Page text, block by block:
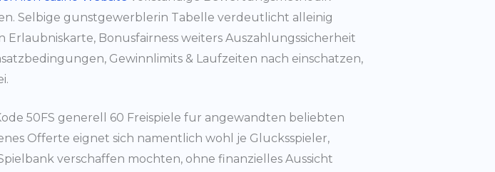
Selbige gunstgewerblerin Tabelle verdeutlicht alleinig
Bonusfairness weiters Auszahlungssicherheit
Gewinnlimits & Laufzeiten nach einschatzen,
50FS generell 60 Freispiele fur angewandten beliebten
Offerte eignet sich namentlich wohl je Glucksspieler,
verschaffen mochten, ohne finanzielles Aussicht